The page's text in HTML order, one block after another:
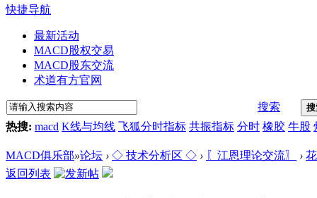
快捷导航
最新活动
MACD股权交易
MACD股东交流
术道有方官网
搜索
热搜: macd K线与均线 飞狐分时指标 共振指标 分时 橡胶 牛股
MACD俱乐部»论坛 › ◇ 技术分析区 ◇ › 〖江恩理论交流〗 ›
返回列表